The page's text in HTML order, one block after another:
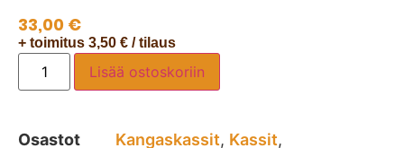
33,00 €
+ toimitus 3,50 € / tilaus
Lisää ostoskoriin
Osastot Kangaskassit, Kassit,